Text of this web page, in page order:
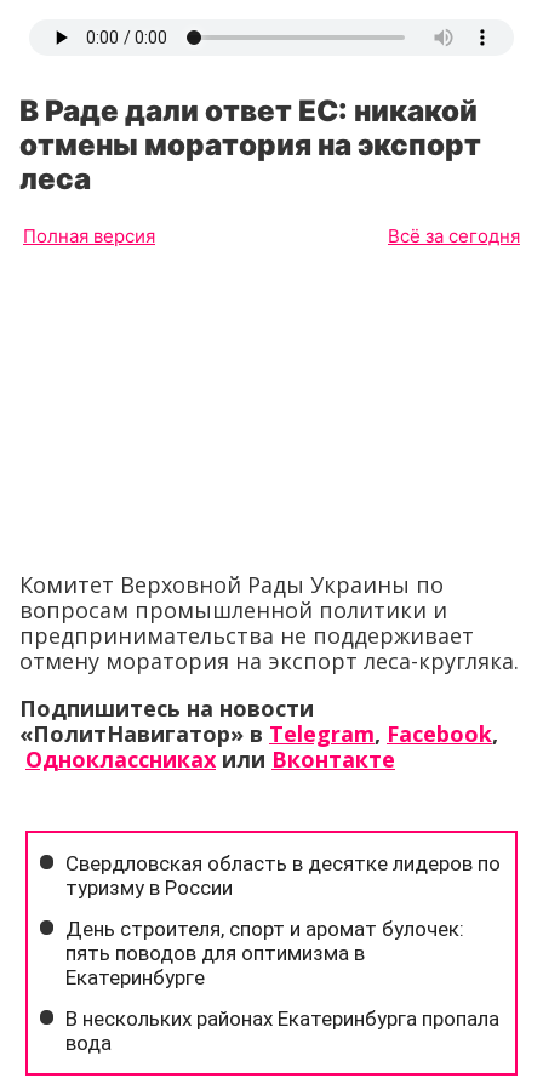
В Раде дали ответ ЕС: никакой
отмены моратория на экспорт
леса
Полная версия Всё за сегодня
Комитет Верховной Рады Украины по
вопросам промышленной политики и
предпринимательства не поддерживает
отмену моратория на экспорт леса-кругляка.
Подпишитесь на новости
«ПолитНавигатор» в Telegram, Facebook,
Одноклассниках или Вконтакте